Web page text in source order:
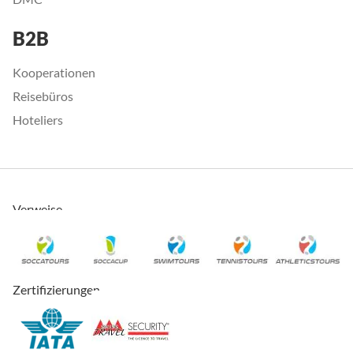
B2B
Kooperationen
Reisebüros
Hoteliers
Verweise
Zertifizierungen